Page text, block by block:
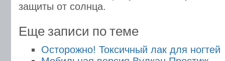
защиты от солнца.
Еще записи по теме
Осторожно! Токсичный лак для ногтей